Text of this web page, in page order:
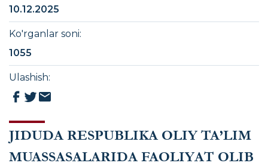
JIDUDA RESPUBLIKA OLIY TA’LIM
MUASSASALARIDA FAOLIYAT OLIB
10.12.2025
Ko'rganlar soni:
1055
Ulashish: